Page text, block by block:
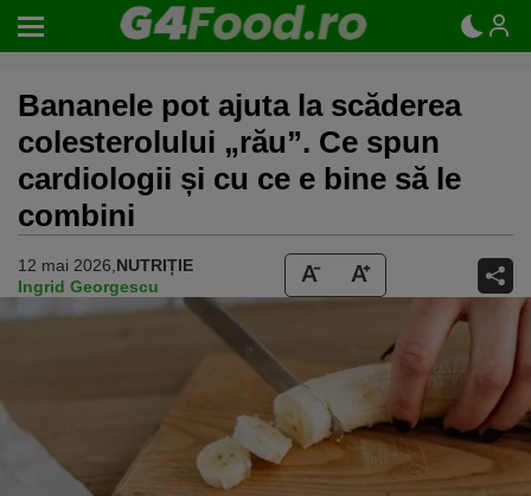
Bananele pot ajuta la scăderea
colesterolului „rău”. Ce spun
cardiologii și cu ce e bine să le
combini
12 mai 2026, NUTRIȚIE
Ingrid Georgescu